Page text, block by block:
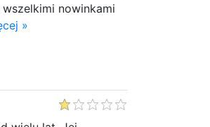
nowinkami
»